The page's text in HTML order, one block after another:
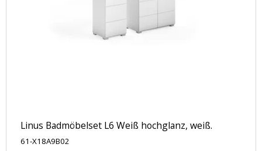
Linus Badmöbelset L6 Weiß hochglanz, weiß.
61-X18A9B02